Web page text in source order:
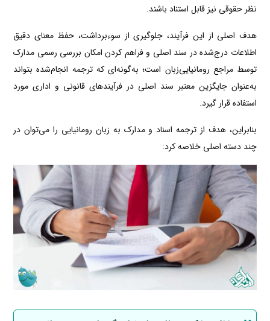
نظر حقوقی نیز قابل استناد باشند.
هدف اصلی از این فرآیند، جلوگیری از سوءبرداشت، حفظ معنای دقیق
اطلاعات درج‌شده در سند اصلی و فراهم کردن امکان بررسی رسمی مدارک
توسط مراجع رومانیایی‌زبان است؛ به‌گونه‌ای که ترجمه انجام‌شده بتواند
به‌عنوان جایگزین معتبر سند اصلی در فرآیندهای قانونی و اداری مورد
استفاده قرار گیرد.
بنابراین، هدف از ترجمه اسناد و مدارک به زبان رومانیایی را می‌توان در
چند دسته اصلی خلاصه کرد: